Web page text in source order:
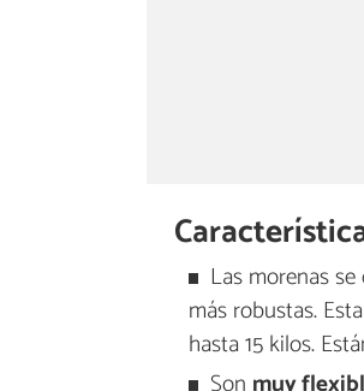
Las morenas
más robustas.
hasta 15 kilos.